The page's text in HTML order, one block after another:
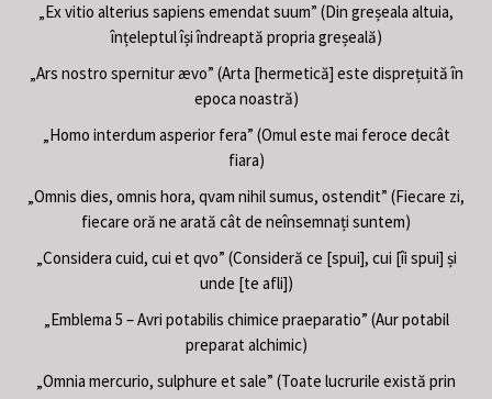
„Ex vitio alterius sapiens emendat suum” (Din greșeala altuia,
înțeleptul își îndreaptă propria greșeală)
„Ars nostro spernitur ævo” (Arta [hermetică] este disprețuită în
epoca noastră)
„Homo interdum asperior fera” (Omul este mai feroce decât
fiara)
„Omnis dies, omnis hora, qvam nihil sumus, ostendit” (Fiecare zi,
fiecare oră ne arată cât de neînsemnați suntem)
„Considera cuid, cui et qvo” (Consideră ce [spui], cui [îi spui] și
unde [te afli])
„Emblema 5 – Avri potabilis chimice praeparatio” (Aur potabil
preparat alchimic)
„Omnia mercurio, sulphure et sale” (Toate lucrurile există prin